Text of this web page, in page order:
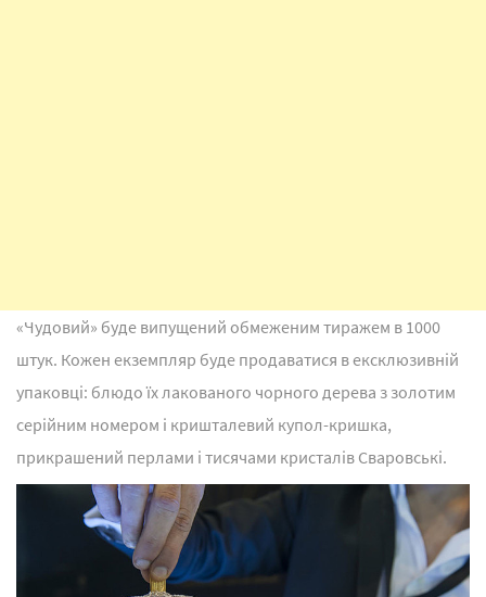
«Чудовий» буде випущений обмеженим тиражем в 1000
штук. Кожен екземпляр буде продаватися в ексклюзивній
упаковці: блюдо їх лакованого чорного дерева з золотим
серійним номером і кришталевий купол-кришка,
прикрашений перлами і тисячами кристалів Сваровські.